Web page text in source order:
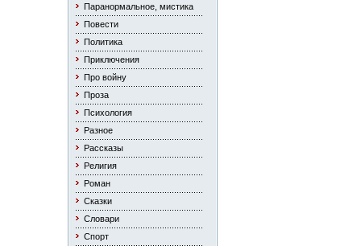
Паранормальное, мистика
Повести
Политика
Приключения
Про войну
Проза
Психология
Разное
Рассказы
Религия
Роман
Сказки
Словари
Спорт